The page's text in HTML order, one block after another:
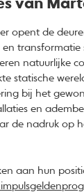
van
opent de
en
natuurlijke
statische
bij het
en
de nadruk op
aan hun